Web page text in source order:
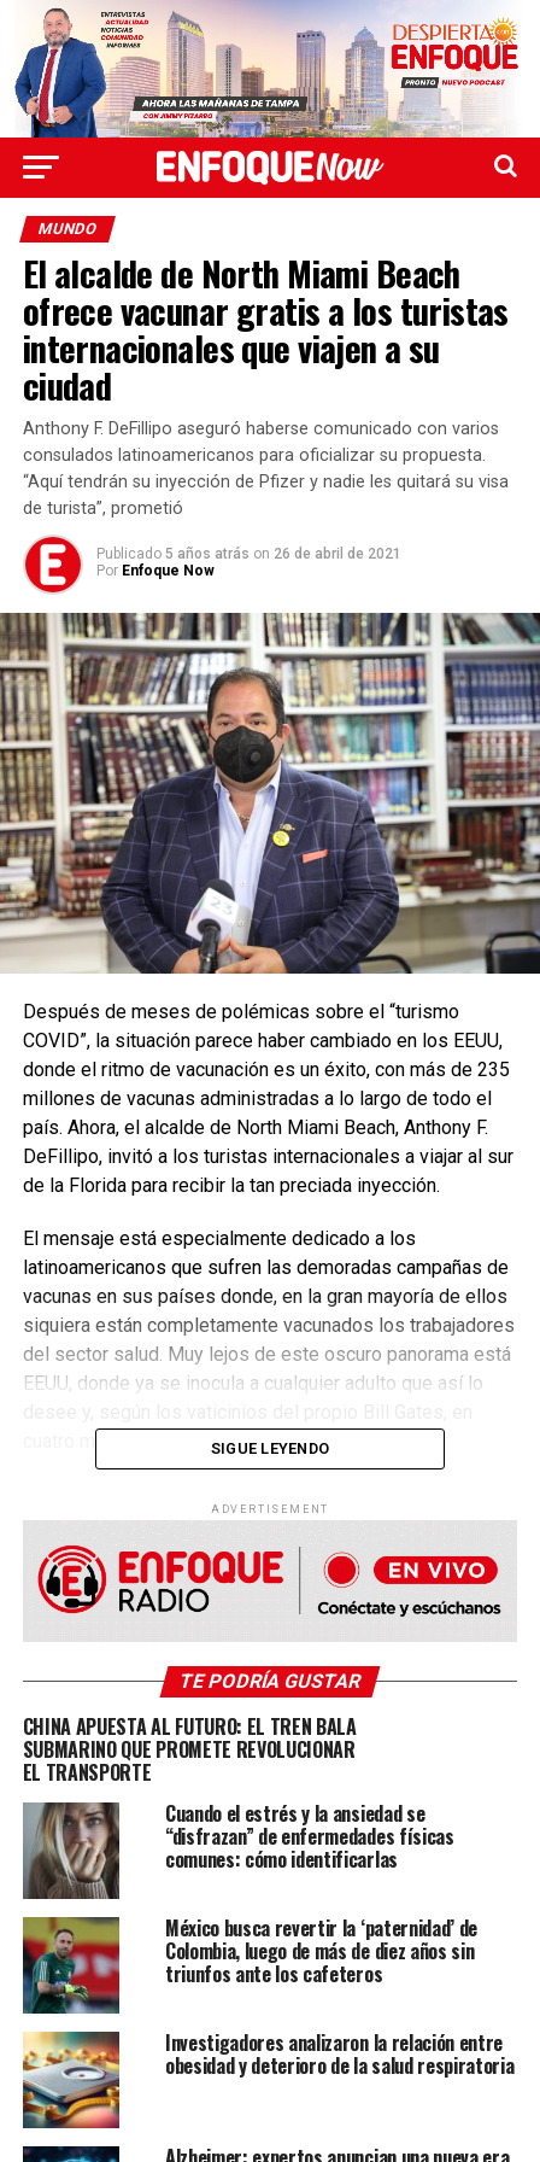
MUNDO
El alcalde de North Miami Beach
ofrece vacunar gratis a los turistas
internacionales que viajen a su
ciudad
Anthony F. DeFillipo aseguró haberse comunicado con varios
consulados latinoamericanos para oficializar su propuesta.
“Aquí tendrán su inyección de Pfizer y nadie les quitará su visa
de turista”, prometió
Publicado 5 años atrás on 26 de abril de 2021
Por Enfoque Now
Después de meses de polémicas sobre el “turismo
COVID”, la situación parece haber cambiado en los EEUU,
donde el ritmo de vacunación es un éxito, con más de 235
millones de vacunas administradas a lo largo de todo el
país. Ahora, el alcalde de North Miami Beach, Anthony F.
DeFillipo, invitó a los turistas internacionales a viajar al sur
de la Florida para recibir la tan preciada inyección.
El mensaje está especialmente dedicado a los
latinoamericanos que sufren las demoradas campañas de
vacunas en sus países donde, en la gran mayoría de ellos
siquiera están completamente vacunados los trabajadores
del sector salud. Muy lejos de este oscuro panorama está
EEUU, donde ya se inocula a cualquier adulto que así lo
cuatro meses tendrán un exceso claro de dosis.
Según detalló Univisión, DeFillipo reveló que ya se
Honduras para que avisen a sus ciudadanos que pueden
vacunarse en North Miami Beach y “ que nadie les quitarán
su visa de turistas”.
“En North Miami Beach es posible tener la inyección de
Pfizer gratis. Así lo hemos estado haciendo y hemos
tenido miles y miles de personas que han venido por
Andrés Julián, el ex alcalde de Rionegro, en Colombia, y la
periodista Lina Cuartas.
“Los turistas solo necesitan su pasaporte y la dirección
SIGUE LEYENDO
ADVERTISEMENT
TE PODRÍA GUSTAR
CHINA APUESTA AL FUTURO: EL TREN BALA
SUBMARINO QUE PROMETE REVOLUCIONAR
EL TRANSPORTE
Cuando el estrés y la ansiedad se
“disfrazan” de enfermedades físicas
comunes: cómo identificarlas
México busca revertir la ‘paternidad’ de
Colombia, luego de más de diez años sin
triunfos ante los cafeteros
Investigadores analizaron la relación entre
obesidad y deterioro de la salud respiratoria